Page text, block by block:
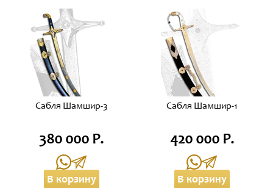
Сабля Шамшир-3
380 000 Р.
В корзину
Сабля Шамшир-1
420 000 Р.
В корзину